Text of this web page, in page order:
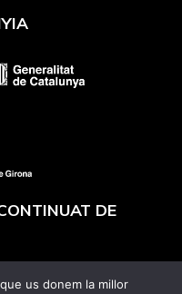
DE
us donem la millor